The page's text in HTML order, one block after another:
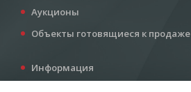
Аукционы
Объекты готовящиеся к продаже
Информация